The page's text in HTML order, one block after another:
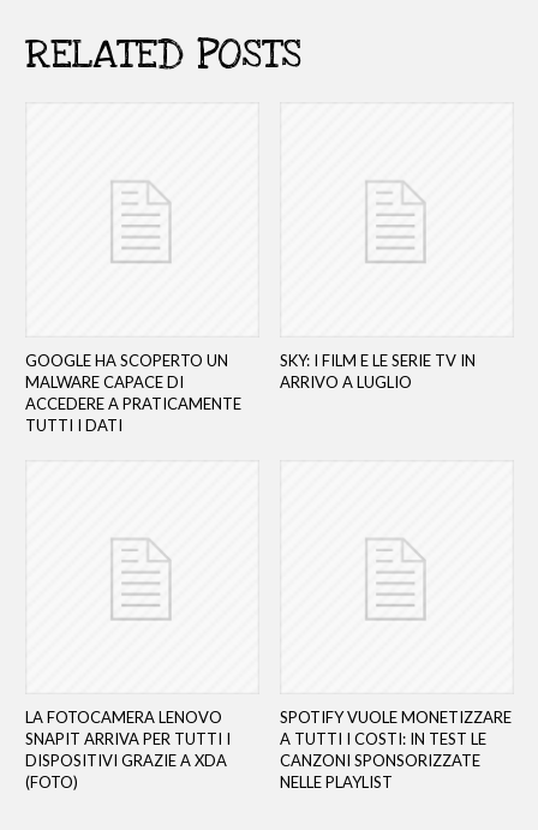
RELATED POSTS
GOOGLE HA SCOPERTO UN
MALWARE CAPACE DI
ACCEDERE A PRATICAMENTE
TUTTI I DATI
SKY: I FILM E LE SERIE TV IN
ARRIVO A LUGLIO
LA FOTOCAMERA LENOVO
SNAPIT ARRIVA PER TUTTI I
DISPOSITIVI GRAZIE A XDA
(FOTO)
SPOTIFY VUOLE MONETIZZARE
A TUTTI I COSTI: IN TEST LE
CANZONI SPONSORIZZATE
NELLE PLAYLIST